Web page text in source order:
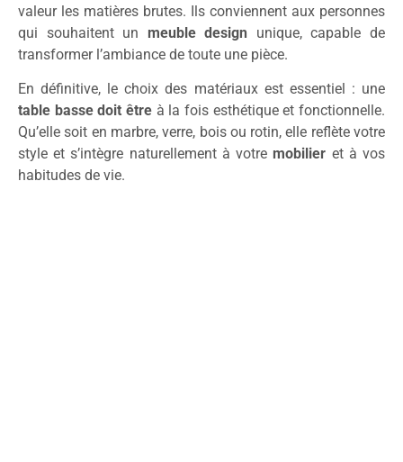
valeur les matières brutes. Ils conviennent aux personnes
qui souhaitent un meuble design unique, capable de
transformer l’ambiance de toute une pièce.
En définitive, le choix des matériaux est essentiel : une
table basse doit être à la fois esthétique et fonctionnelle.
Qu’elle soit en marbre, verre, bois ou rotin, elle reflète votre
style et s’intègre naturellement à votre mobilier et à vos
habitudes de vie.